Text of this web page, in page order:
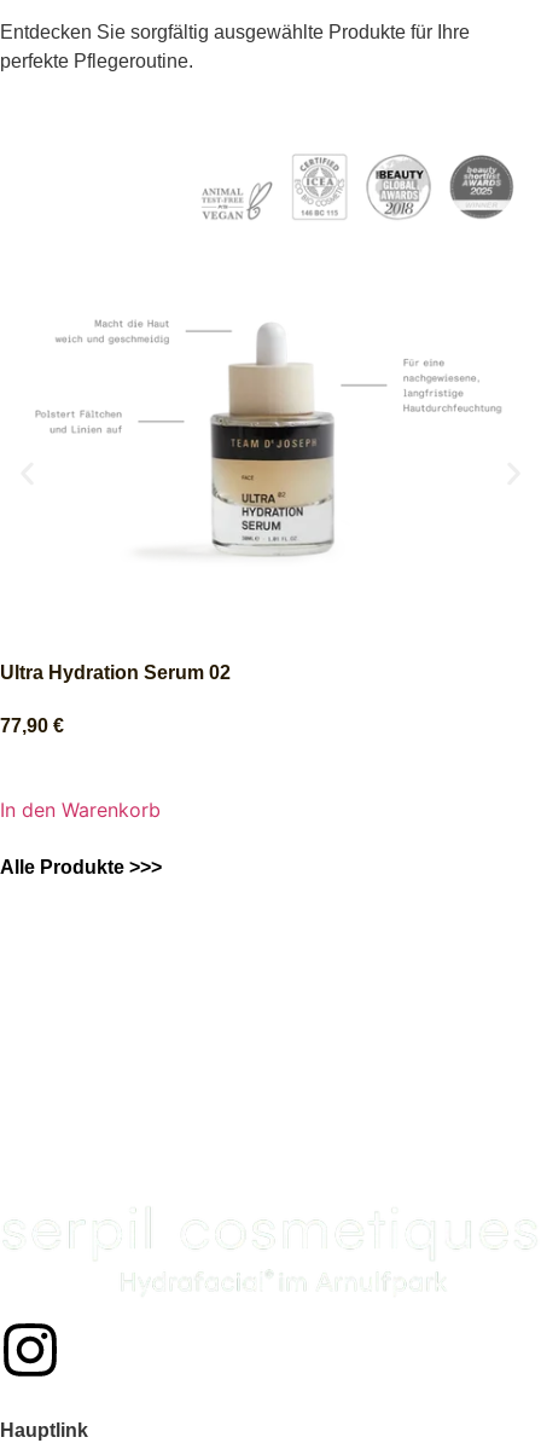
Entdecken Sie sorgfältig ausgewählte Produkte für Ihre
perfekte Pflegeroutine.
Ultra Hydration Serum 02
77,90 €
In den Warenkorb
Alle Produkte >>>
Hauptlink